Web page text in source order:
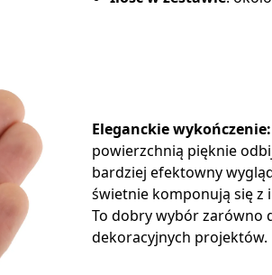
Eleganckie wykończenie:
powierzchnią pięknie
bardziej efektowny
świetnie komponują się z
To dobry wybór zarówno
dekoracyjnych projektów.